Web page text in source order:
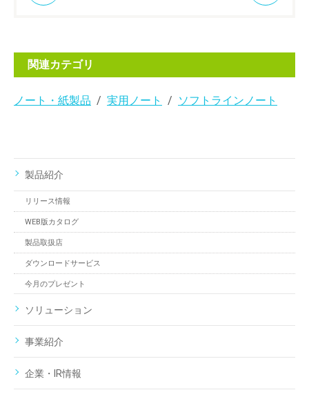
関連カテゴリ
ノート・紙製品 実用ノート ソフトラインノート
製品紹介
リリース情報
WEB版カタログ
製品取扱店
ダウンロードサービス
今月のプレゼント
ソリューション
事業紹介
企業・IR情報